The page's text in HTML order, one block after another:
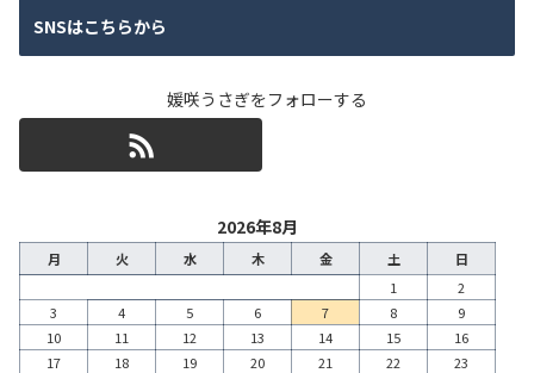
SNSはこちらから
媛咲うさぎをフォローする
2026年8月
月 火 水 木 金 土
日
1
2
3
4 5 6 7 8
9
10
11 12 13 14 15
16
17
18 19 20 21 22
23